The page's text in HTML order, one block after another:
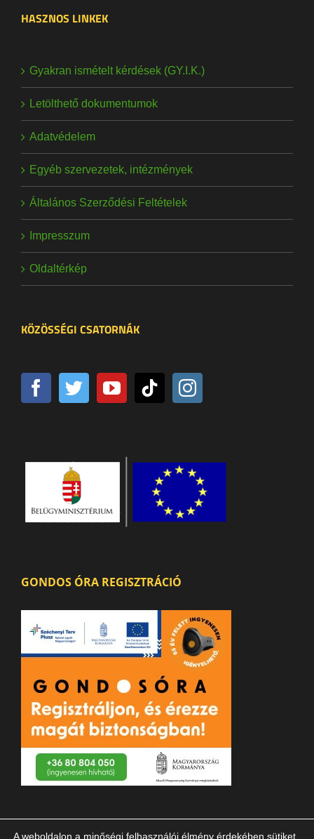
HASZNOS LINKEK
Gyakran ismételt kérdések (GY.I.K.)
Letölthető dokumentumok
Adatvédelem
Egyéb szervezetek, intézmények
Általános Szerződési Feltételek
Impresszum
Oldaltérkép
KÖZÖSSÉGI CSATORNÁK
GONDOS ÓRA REGISZTRÁCIÓ
A weboldalon a minőségi felhasználói élmény érdekében sütiket